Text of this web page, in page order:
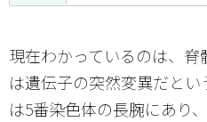
現在わかっているのは、
は遺伝子の突然変異だと
は5番染色体の長腕にあり